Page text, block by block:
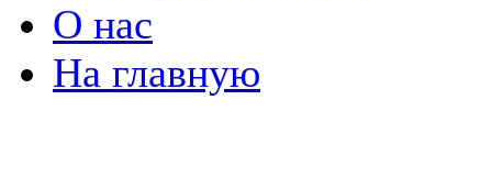
О нас
На главную